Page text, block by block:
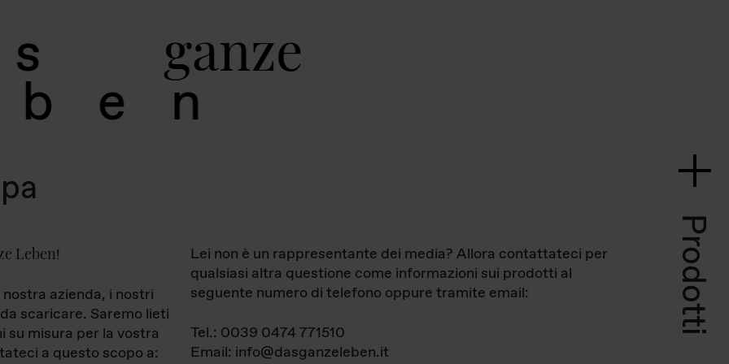
s ganz
b e
Prodotti
Leben!
azienda, i nostri
scaricare. Saremo lieti
misura per la vostra
a questo scopo a:
Lei non è un rappresentante dei media? Allora contattateci per
qualsiasi altra questione come informazioni sui prodotti al
seguente numero di telefono oppure tramite email:
Tel.: 0039 0474 771510
Email: info@dasganzeleben.it